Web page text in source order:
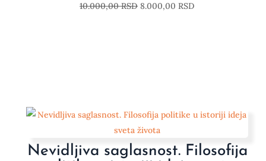
10.000,00RSD 8.000,00 RSD
Nevidljiva saglasnost. Filosofija